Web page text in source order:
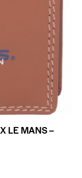
LE MANS –